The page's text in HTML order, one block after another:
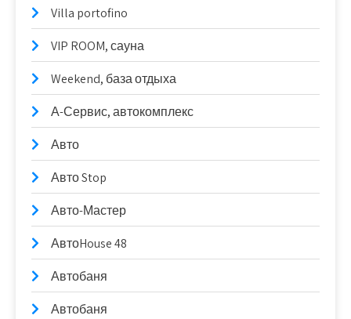
Villa portofino
VIP ROOM, сауна
Weekend, база отдыха
А-Сервис, автокомплекс
Авто
Авто Stop
Авто-Мастер
АвтоHouse 48
Автобаня
Автобаня